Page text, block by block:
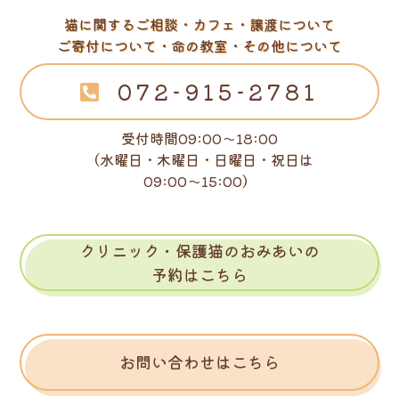
猫に関するご相談・カフェ・譲渡について
ご寄付について・命の教室・その他について
072-915-2781
受付時間09:00～18:00
（水曜日・木曜日・日曜日・祝日は
09:00～15:00）
クリニック・保護猫のおみあいの
予約はこちら
お問い合わせはこちら